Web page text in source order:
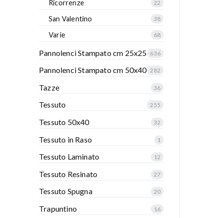
Ricorrenze 22
San Valentino 38
Varie 68
Pannolenci Stampato cm 25x25 636
Pannolenci Stampato cm 50x40 282
Tazze 36
Tessuto 255
Tessuto 50x40 32
Tessuto in Raso 1
Tessuto Laminato 12
Tessuto Resinato 27
Tessuto Spugna 20
Trapuntino 16